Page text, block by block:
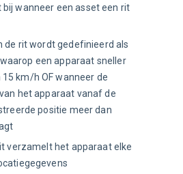
wanneer een asset een rit
de rit wordt gedefinieerd als
een apparaat sneller
km/h OF wanneer de
het apparaat vanaf de
positie meer dan
verzamelt het apparaat elke